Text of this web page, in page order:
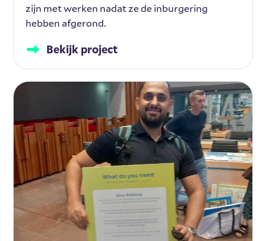
zijn met werken nadat ze de inburgering
hebben afgerond.
Bekijk project